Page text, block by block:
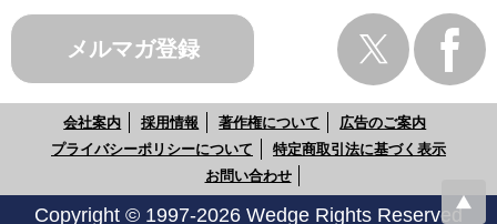
メルマガ登録
会社案内 採用情報 著作権について
広告のご案内
プライバシーポリシーについて
特定商取引法に基づく表示
お問い合わせ
Copyright © 1997-2026 Wedge Rights Reserved